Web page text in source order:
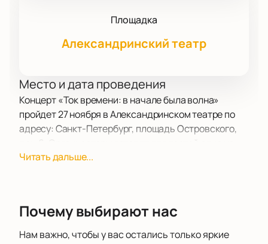
Площадка
Александринский театр
Место и дата проведения
Концерт «Ток времени: в начале была волна»
пройдет 27 ноября в Александринском театре по
адресу: Санкт-Петербург, площадь Островского,
самых запоминающихся событий года.
аудиовизуального искусства. Сергей
Благодетелев, художник из Петербурга, покажет
свою работу — информационную скульптуру «Ток
Читать дальше...
Почему выбирают нас
Нам важно, чтобы у вас остались только яркие